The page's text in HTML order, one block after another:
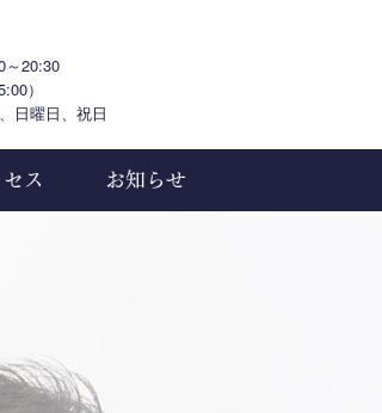
～20:30
）
日曜日、祝日
ス お知らせ